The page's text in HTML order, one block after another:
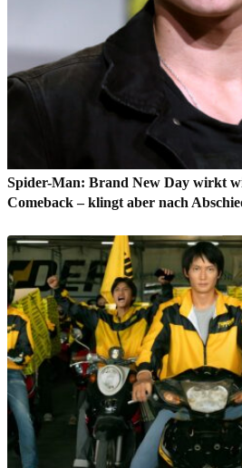
Spider-Man: Brand New Day wirkt
Comeback – klingt aber nach